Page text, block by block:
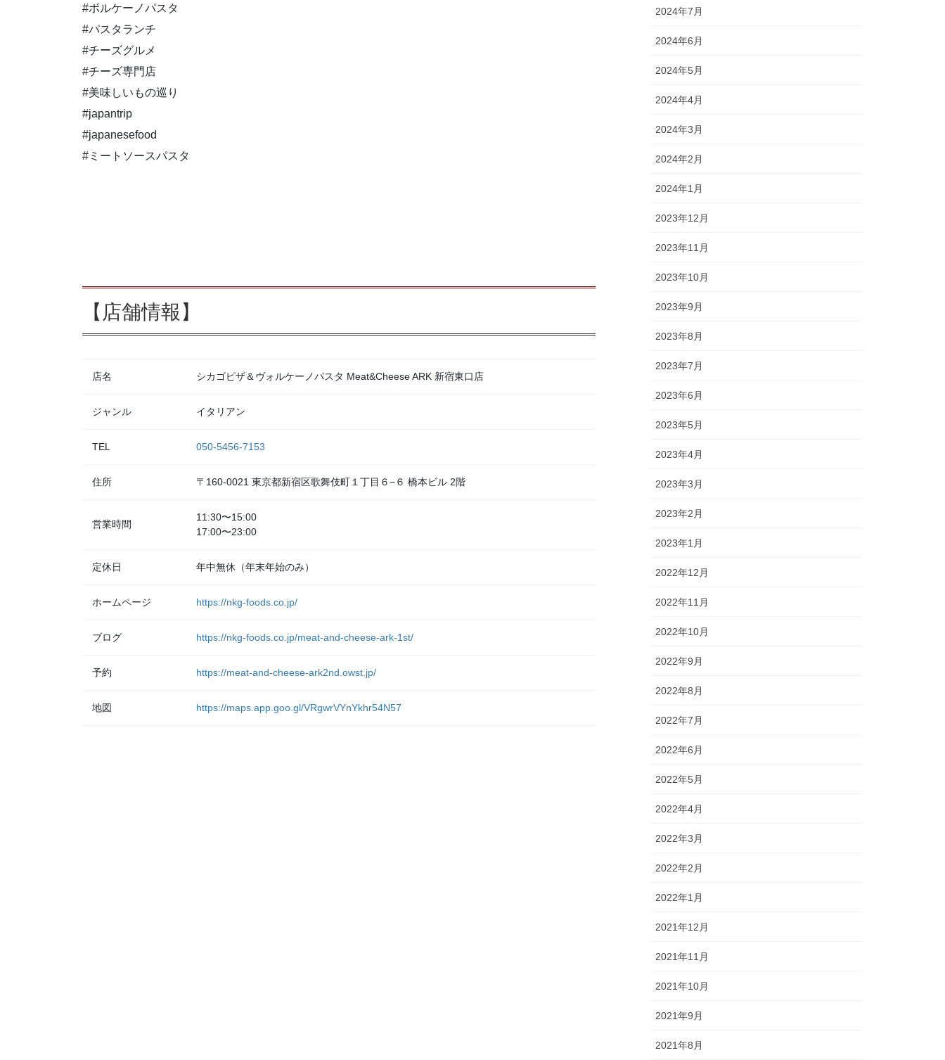
#ボルケーノパスタ
#パスタランチ
#チーズグルメ
#チーズ専門店
#美味しいもの巡り
#japantrip
#japanesefood
#ミートソースパスタ
【店舗情報】
店名 シカゴピザ＆ヴォルケーノパスタ Meat&Cheese ARK 新宿東口店
ジャンル イタリアン
TEL 050-5456-7153
住所 〒160-0021 東京都新宿区歌舞伎町１丁目６−６ 橋本ビル 2階
営業時間
11:30〜15:00
17:00〜23:00
定休日 年中無休（年末年始のみ）
ホームページ https://nkg-foods.co.jp/
ブログ https://nkg-foods.co.jp/meat-and-cheese-ark-1st/
予約 https://meat-and-cheese-ark2nd.owst.jp/
地図 https://maps.app.goo.gl/VRgwrVYnYkhr54N57
2024年7月
2024年6月
2024年5月
2024年4月
2024年3月
2024年2月
2024年1月
2023年12月
2023年11月
2023年10月
2023年9月
2023年8月
2023年7月
2023年6月
2023年5月
2023年4月
2023年3月
2023年2月
2023年1月
2022年12月
2022年11月
2022年10月
2022年9月
2022年8月
2022年7月
2022年6月
2022年5月
2022年4月
2022年3月
2022年2月
2022年1月
2021年12月
2021年11月
2021年10月
2021年9月
2021年8月